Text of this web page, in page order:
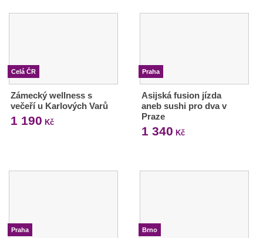
Celá ČR
Zámecký wellness s
večeří u Karlových Varů
1 190 Kč
Praha
Asijská fusion jízda
aneb sushi pro dva v
Praze
1 340 Kč
Praha Brno